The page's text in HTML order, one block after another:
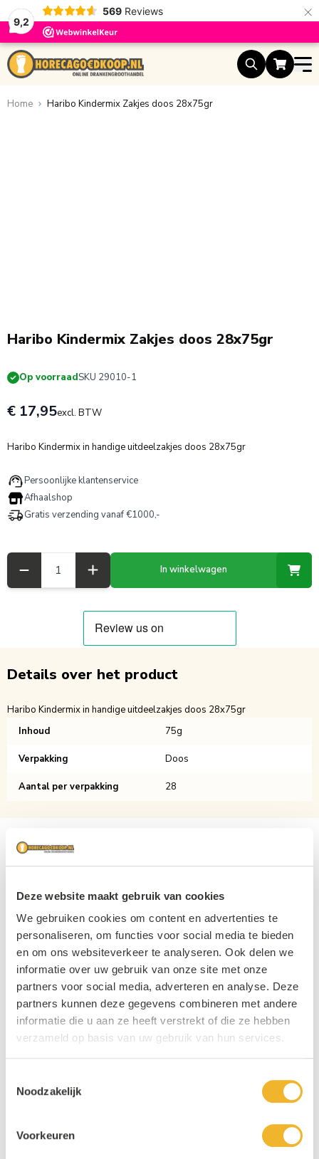
9,2
569 Reviews ×
Deze website maakt gebruik van cookies
We gebruiken cookies om content en advertenties te
personaliseren, om functies voor social media te bieden
en om ons websiteverkeer te analyseren. Ook delen we
informatie over uw gebruik van onze site met onze
partners voor social media, adverteren en analyse. Deze
partners kunnen deze gegevens combineren met andere
informatie die u aan ze heeft verstrekt of die ze hebben
verzameld op basis van uw gebruik van hun services.
Noodzakelijk
Voorkeuren
Ga naar de inhoud
Home Haribo Kindermix Zakjes doos 28x75gr
Haribo Kindermix Zakjes doos 28x75gr
Op voorraadSKU 29010-1
€ 17,95excl. BTW
Haribo Kindermix in handige uitdeelzakjes doos 28x75gr
Persoonlijke klantenservice
Afhaalshop
Gratis verzending vanaf €1000,-
In winkelwagen
Details over het product
Haribo Kindermix in handige uitdeelzakjes doos 28x75gr
Inhoud
75g
Verpakking Doos
Aantal per verpakking 28